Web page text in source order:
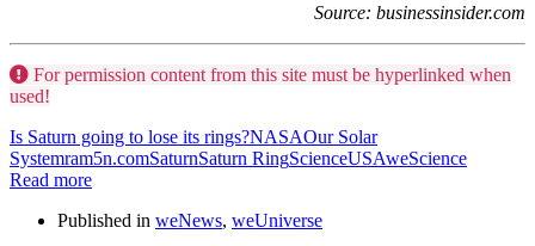
Source: businessinsider.com
For permission content from this site must be hyperlinked when
used!
Is Saturn going to lose its rings?NASAOur Solar
Systemram5n.comSaturnSaturn RingScienceUSAweScience
Read more
Published in weNews, weUniverse